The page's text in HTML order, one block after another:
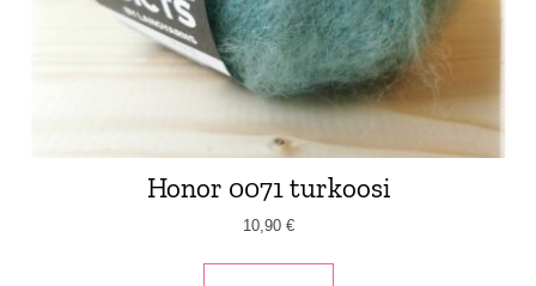
Honor 0071 turkoosi
10,90 €